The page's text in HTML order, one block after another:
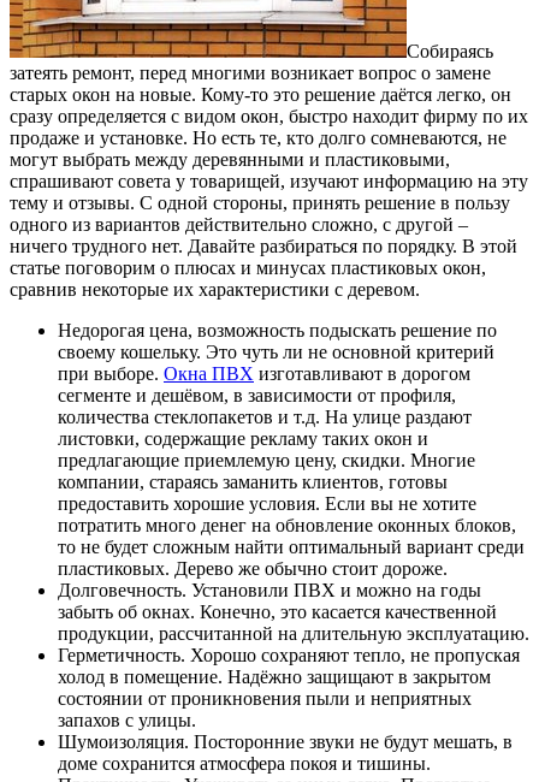
Собираясь
затеять ремонт, перед многими возникает вопрос о замене
старых окон на новые. Кому-то это решение даётся легко, он
сразу определяется с видом окон, быстро находит фирму по их
продаже и установке. Но есть те, кто долго сомневаются, не
могут выбрать между деревянными и пластиковыми,
спрашивают совета у товарищей, изучают информацию на эту
тему и отзывы. С одной стороны, принять решение в пользу
одного из вариантов действительно сложно, с другой –
ничего трудного нет. Давайте разбираться по порядку. В этой
статье поговорим о плюсах и минусах пластиковых окон,
сравнив некоторые их характеристики с деревом.
Недорогая цена, возможность подыскать решение по
своему кошельку. Это чуть ли не основной критерий
при выборе. Окна ПВХ изготавливают в дорогом
сегменте и дешёвом, в зависимости от профиля,
количества стеклопакетов и т.д. На улице раздают
листовки, содержащие рекламу таких окон и
предлагающие приемлемую цену, скидки. Многие
компании, стараясь заманить клиентов, готовы
предоставить хорошие условия. Если вы не хотите
потратить много денег на обновление оконных блоков,
то не будет сложным найти оптимальный вариант среди
пластиковых. Дерево же обычно стоит дороже.
Долговечность. Установили ПВХ и можно на годы
забыть об окнах. Конечно, это касается качественной
продукции, рассчитанной на длительную эксплуатацию.
Герметичность. Хорошо сохраняют тепло, не пропуская
холод в помещение. Надёжно защищают в закрытом
состоянии от проникновения пыли и неприятных
запахов с улицы.
Шумоизоляция. Посторонние звуки не будут мешать, в
доме сохранится атмосфера покоя и тишины.